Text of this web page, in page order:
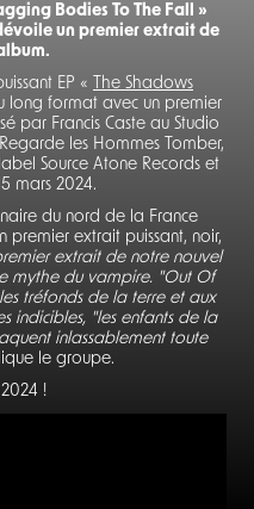
Bodies To The Fall »
un premier extrait de
EP «
The Shadows
long format avec un premier
par Francis Caste au Studio
les Hommes Tomber,
Source Atone Records et
mars 2024.
du nord de la France
premier extrait puissant, noir,
extrait de notre nouvel
mythe du vampire. "Out Of
tréfonds de la terre et aux
indicibles, "les enfants de la
inlassablement toute
le groupe.
!